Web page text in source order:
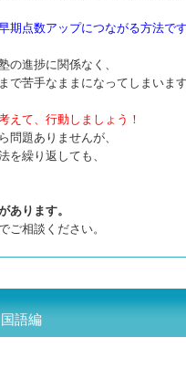
期点数アップにつながる方法で
の進捗に関係なく、
で苦手なままになってしまいま
えて、行動しましょう！
問題ありませんが、
を繰り返しても、
あります。
ご相談ください。
語編